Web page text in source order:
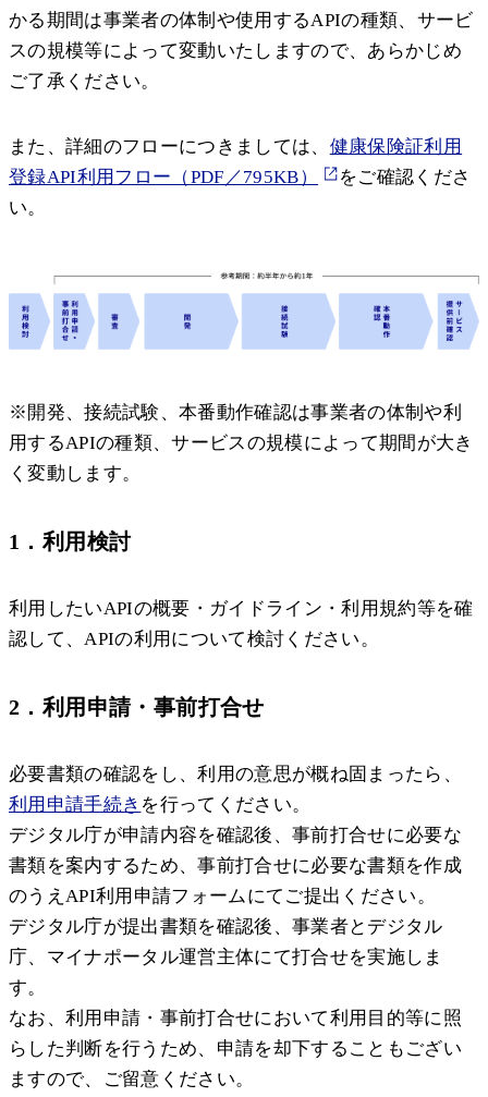
かる期間は事業者の体制や使用するAPIの種類、サービ
スの規模等によって変動いたしますので、あらかじめ
ご了承ください。
また、詳細のフローにつきましては、 健康保険証利用
登録API利用フロー（PDF／795KB）
をご確認くださ
い。
※開発、接続試験、本番動作確認は事業者の体制や利
用するAPIの種類、サービスの規模によって期間が大き
く変動します。
1．利用検討
利用したいAPIの概要・ガイドライン・利用規約等を確
認して、APIの利用について検討ください。
2．利用申請・事前打合せ
必要書類の確認をし、利用の意思が概ね固まったら、
利用申請手続き を行ってください。
デジタル庁が申請内容を確認後、事前打合せに必要な
書類を案内するため、事前打合せに必要な書類を作成
のうえAPI利用申請フォームにてご提出ください。
デジタル庁が提出書類を確認後、事業者とデジタル
庁、マイナポータル運営主体にて打合せを実施しま
す。
なお、利用申請・事前打合せにおいて利用目的等に照
らした判断を行うため、申請を却下することもござい
ますので、ご留意ください。